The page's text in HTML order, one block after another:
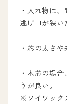
・入れ物は
逃げ口が狭い
・芯の太さ
・木芯の場
うが良い。
※ソイワック